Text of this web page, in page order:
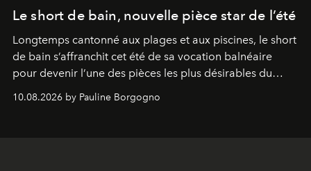
Le short de bain, nouvelle pièce star de l’été
Longtemps cantonné aux plages et aux piscines, le short
de bain s’affranchit cet été de sa vocation balnéaire
pour devenir l’une des pièces les plus désirables du
10.08.2026 by Pauline Borgogno